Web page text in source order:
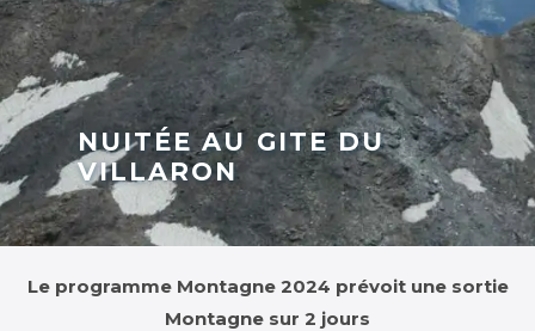
NUITÉE AU GITE DU
VILLARON
Le programme Montagne 2024 prévoit une sortie
Montagne sur 2 jours